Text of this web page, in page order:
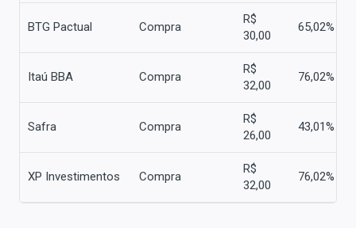
BTG Pactual Compra
R$
30,00
65,02%
Itaú BBA Compra
R$
32,00
76,02%
Safra Compra
R$
26,00
43,01%
XP Investimentos Compra
R$
32,00
76,02%